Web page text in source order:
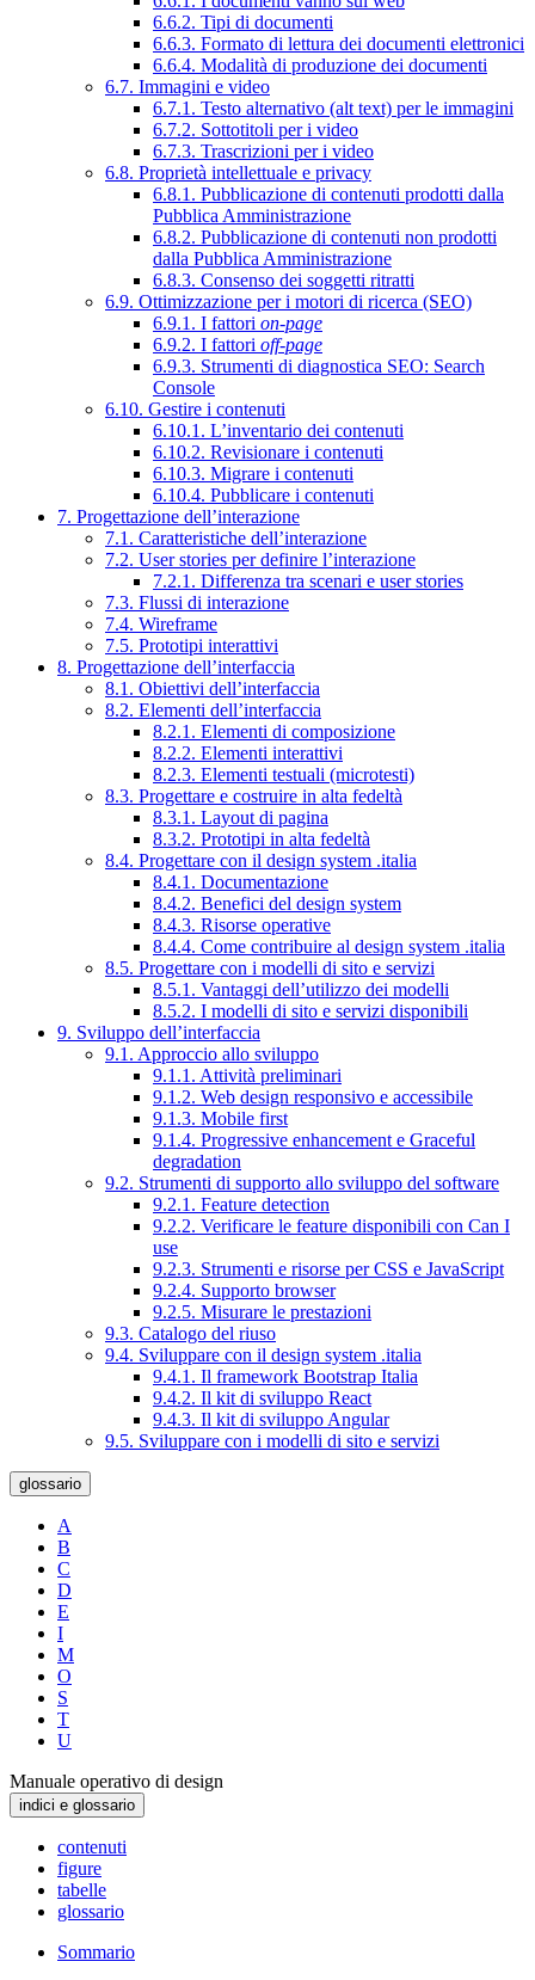
6.6.2. Tipi di documenti
6.6.3. Formato di lettura dei documenti elettronici
6.6.4. Modalità di produzione dei documenti
6.7. Immagini e video
6.7.1. Testo alternativo (alt text) per le immagini
6.7.2. Sottotitoli per i video
6.7.3. Trascrizioni per i video
6.8. Proprietà intellettuale e privacy
6.8.1. Pubblicazione di contenuti prodotti dalla
Pubblica Amministrazione
6.8.2. Pubblicazione di contenuti non prodotti
dalla Pubblica Amministrazione
6.8.3. Consenso dei soggetti ritratti
6.9. Ottimizzazione per i motori di ricerca (SEO)
6.9.1. I fattori on-page
6.9.2. I fattori off-page
6.9.3. Strumenti di diagnostica SEO: Search
Console
6.10. Gestire i contenuti
6.10.1. L’inventario dei contenuti
6.10.2. Revisionare i contenuti
6.10.3. Migrare i contenuti
6.10.4. Pubblicare i contenuti
7. Progettazione dell’interazione
7.1. Caratteristiche dell’interazione
7.2. User stories per definire l’interazione
7.2.1. Differenza tra scenari e user stories
7.3. Flussi di interazione
7.4. Wireframe
7.5. Prototipi interattivi
8. Progettazione dell’interfaccia
8.1. Obiettivi dell’interfaccia
8.2. Elementi dell’interfaccia
8.2.1. Elementi di composizione
8.2.2. Elementi interattivi
8.2.3. Elementi testuali (microtesti)
8.3. Progettare e costruire in alta fedeltà
8.3.1. Layout di pagina
8.3.2. Prototipi in alta fedeltà
8.4. Progettare con il design system .italia
8.4.1. Documentazione
8.4.2. Benefici del design system
8.4.3. Risorse operative
8.4.4. Come contribuire al design system .italia
8.5. Progettare con i modelli di sito e servizi
8.5.1. Vantaggi dell’utilizzo dei modelli
8.5.2. I modelli di sito e servizi disponibili
9. Sviluppo dell’interfaccia
9.1. Approccio allo sviluppo
9.1.1. Attività preliminari
9.1.2. Web design responsivo e accessibile
9.1.3. Mobile first
9.1.4. Progressive enhancement e Graceful
degradation
9.2. Strumenti di supporto allo sviluppo del software
9.2.1. Feature detection
9.2.2. Verificare le feature disponibili con Can I
use
9.2.3. Strumenti e risorse per CSS e JavaScript
9.2.4. Supporto browser
9.2.5. Misurare le prestazioni
9.3. Catalogo del riuso
9.4. Sviluppare con il design system .italia
9.4.1. Il framework Bootstrap Italia
9.4.2. Il kit di sviluppo React
9.4.3. Il kit di sviluppo Angular
9.5. Sviluppare con i modelli di sito e servizi
glossario
A
B
C
D
E
I
M
O
S
T
U
Manuale operativo di design
indici e glossario
contenuti
figure
tabelle
glossario
Sommario